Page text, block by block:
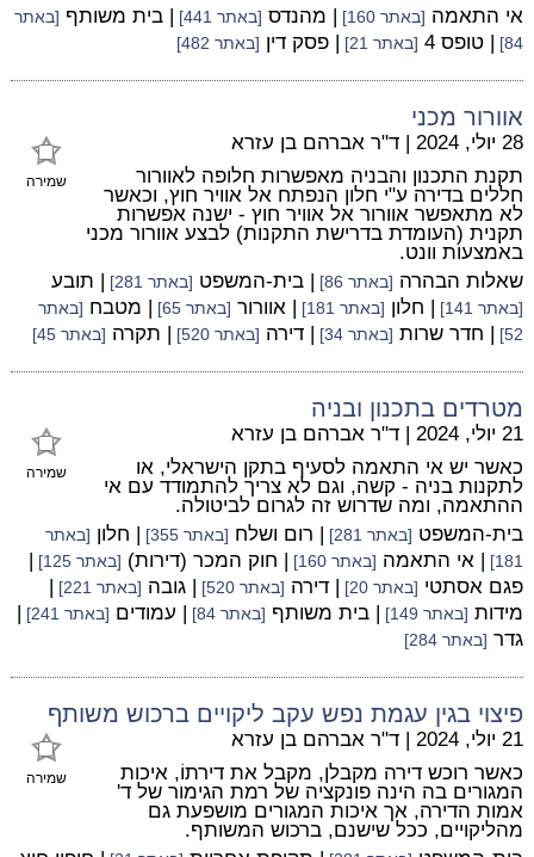
אי התאמה [באתר 160] | מהנדס [באתר 441] | בית משותף [באתר
84]
| טופס 4 [באתר 21] | פסק דין [באתר 482]
אוורור מכני
שמירה
28 יולי, 2024 | ד"ר אברהם בן עזרא
תקנת התכנון והבניה מאפשרות חלופה לאוורור
חללים בדירה ע"י חלון הנפתח אל אוויר חוץ, וכאשר
לא מתאפשר אוורור אל אוויר חוץ - ישנה אפשרות
תקנית (העומדת בדרישת התקנות) לבצע אוורור מכני
באמצעות וונט.
שאלות הבהרה [באתר 86] | בית-המשפט [באתר 281] | תובע
[באתר 141] | חלון [באתר 181] | אוורור [באתר 65] | מטבח [באתר
52]
| חדר שרות [באתר 34] | דירה [באתר 520] | תקרה [באתר 45]
מטרדים בתכנון ובניה
שמירה
21 יולי, 2024 | ד"ר אברהם בן עזרא
כאשר יש אי התאמה לסעיף בתקן הישראלי, או
לתקנות בניה - קשה, וגם לא צריך להתמודד עם אי
ההתאמה, ומה שדרוש זה לגרום לביטולה.
בית-המשפט [באתר 281] | רום ושלח [באתר 355] | חלון [באתר
181]
| אי התאמה [באתר 160] | חוק המכר (דירות) [באתר 125]
|
פגם אסתטי [באתר 20] | דירה [באתר 520] | גובה [באתר 221]
|
מידות [באתר 149] | בית משותף [באתר 84] | עמודים [באתר 241]
|
גדר [באתר 284]
פיצוי בגין עגמת נפש עקב ליקויים ברכוש משותף
שמירה
21 יולי, 2024 | ד"ר אברהם בן עזרא
כאשר רוכש דירה מקבלן, מקבל את דירתוֹ, איכות
המגורים בה הינה פונקציה של רמת הגימור של ד'
אמות הדירה, אך איכות המגורים מושפעת גם
מהליקויים, ככל שישנם, ברכוש המשותף.